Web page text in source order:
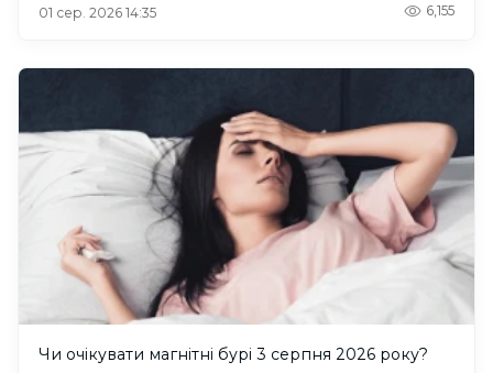
01 сер. 2026 14:35 6,155
Чи очікувати магнітні бурі 3 серпня 2026 року?